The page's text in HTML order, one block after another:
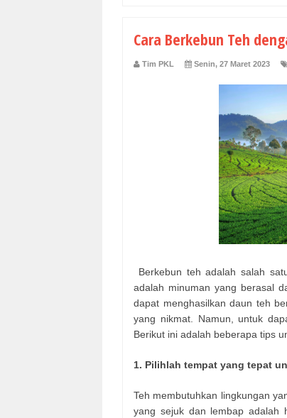
Cara Berkebun Teh
Tim PKL Senin, 27 Maret 2023
Berkebun teh adalah salah
adalah minuman yang berasal
dapat menghasilkan daun teh
yang nikmat. Namun, untuk
Berikut ini adalah beberapa tips
1. Pilihlah tempat yang tepat
Teh membutuhkan lingkungan
yang sejuk dan lembap adalah